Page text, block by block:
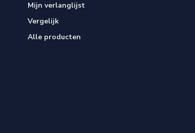
Mijn verlanglijst
Vergelijk
Alle producten